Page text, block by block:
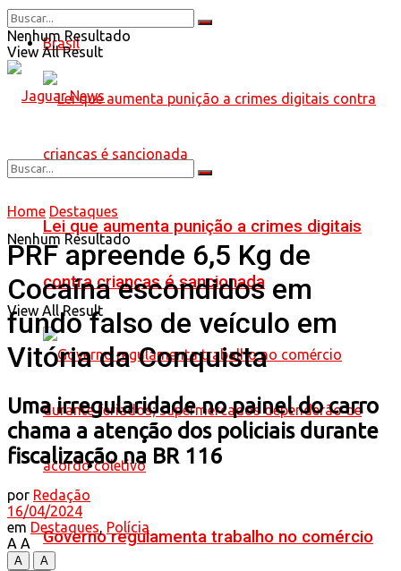
Brasil
Lei que aumenta punição a crimes digitais
contra crianças é sancionada
Governo regulamenta trabalho no comércio
Nenhum Resultado
View All Result
Nenhum Resultado
View All Result
Home Destaques
PRF apreende 6,5 Kg de
Cocaína escondidos em
fundo falso de veículo em
Vitória da Conquista
Uma irregularidade no painel do carro
chama a atenção dos policiais durante
fiscalização na BR 116
por Redação
16/04/2024
em Destaques, Polícia
A A
A
A